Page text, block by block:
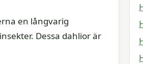
en långvarig
Dessa dahlior är